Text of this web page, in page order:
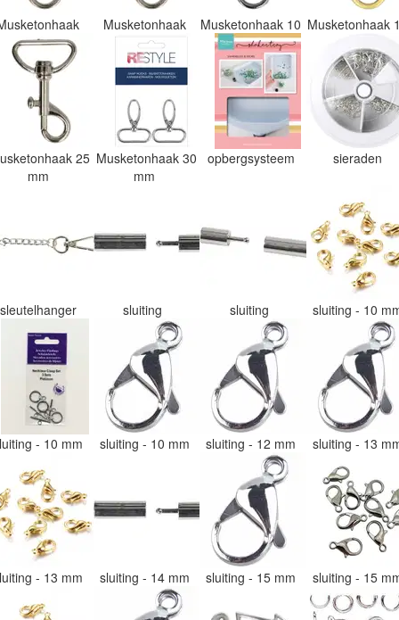
Musketonhaak Musketonhaak 10 Musketonhaak
25
mm
Musketonhaak 30
mm
opbergsysteem sieraden
sleutelhanger sluiting sluiting sluiting - 10
- 10 mm sluiting - 10 mm sluiting - 12 mm sluiting - 13
- 13 mm sluiting - 14 mm sluiting - 15 mm sluiting - 15